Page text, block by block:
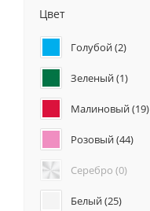
Ранункулюсы (
Гортензии (2)
Лилии (
Подсолнухи (0
Анемоны (0)
Гвоздики (
Геогрины (0)
Каллы (
)
Маттиола (0)
Цвет
Голубой (2)
Зеленый (1)
Малиновый (19)
Розовый (44)
Серебро (0)
Белый (25)